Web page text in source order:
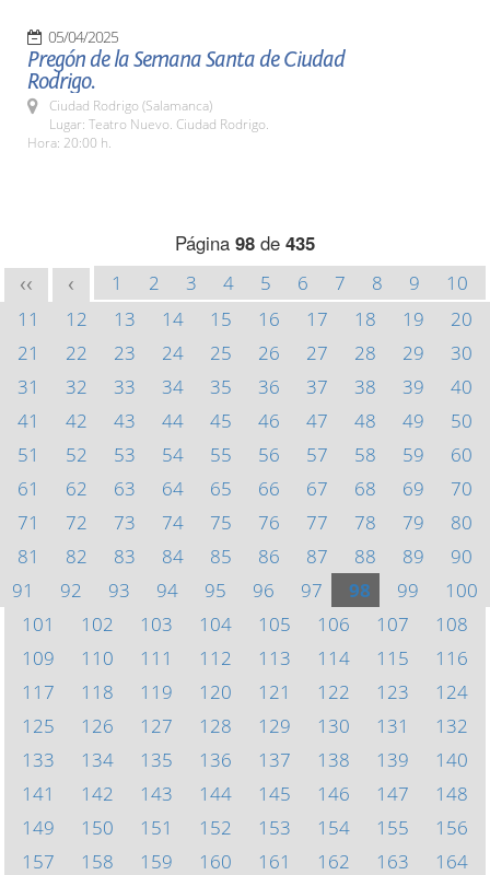
05/04/2025
Pregón de la Semana Santa de Ciudad
Rodrigo.
Ciudad Rodrigo (Salamanca)
Lugar: Teatro Nuevo. Ciudad Rodrigo.
Hora: 20:00 h.
Página 98 de 435
<< < 1 2 3 4 5 6 7 8 9
10
11
12 13 14 15 16 17 18 19
20
21
22 23 24 25 26 27 28 29
30
31
32 33 34 35 36 37 38 39
40
41
42 43 44 45 46 47 48 49
50
51
52 53 54 55 56 57 58 59
60
61
62 63 64 65 66 67 68 69
70
71
72 73 74 75 76 77 78 79
80
81
82 83 84 85 86 87 88 89
90
91
92 93 94 95 96 97 98 99
100
101
102 103 104 105 106 107
108
109
110 111 112 113 114 115
116
117
118 119 120 121 122 123
124
125
126 127 128 129 130 131
132
133
134 135 136 137 138 139
140
141
142 143 144 145 146 147
148
149
150 151 152 153 154 155
156
157
158 159 160 161 162 163
164